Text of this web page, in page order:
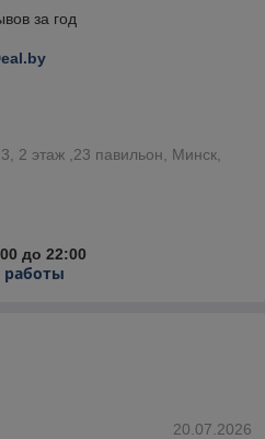
за год
2 этаж ,23 павильон, Минск,
до 22:00
работы
20.07.2026